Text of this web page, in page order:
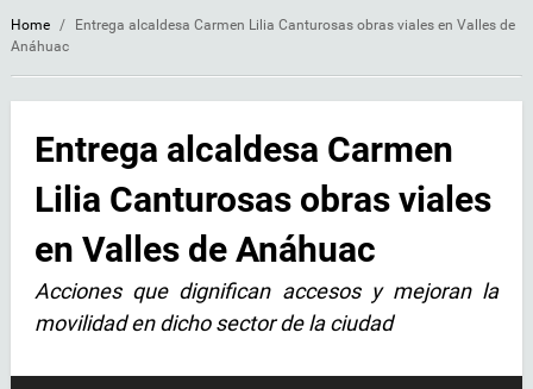
Home /
Entrega alcaldesa Carmen Lilia Canturosas obras viales en Valles de
Anáhuac
Entrega alcaldesa Carmen
Lilia Canturosas obras viales
en Valles de Anáhuac
Acciones que dignifican accesos y mejoran la
movilidad en dicho sector de la ciudad